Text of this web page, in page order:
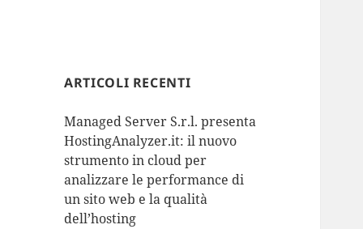
ARTICOLI RECENTI
Managed Server S.r.l. presenta
HostingAnalyzer.it: il nuovo
strumento in cloud per
analizzare le performance di
un sito web e la qualità
dell’hosting